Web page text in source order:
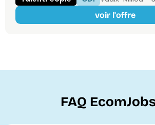
voir l'offre
FAQ